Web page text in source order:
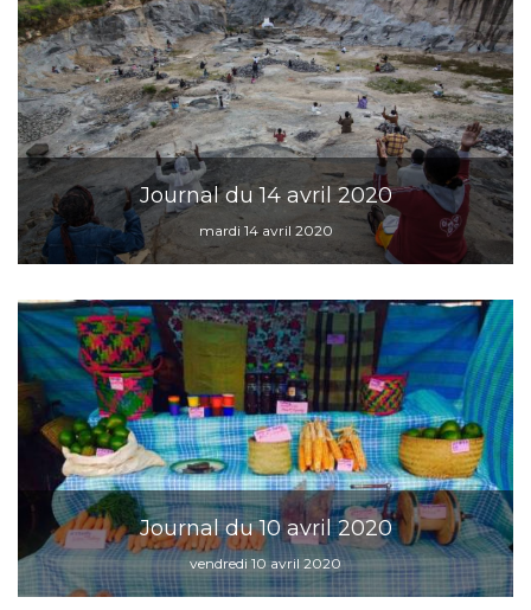
Journal du 14 avril 2020
mardi 14 avril 2020
Journal du 10 avril 2020
vendredi 10 avril 2020